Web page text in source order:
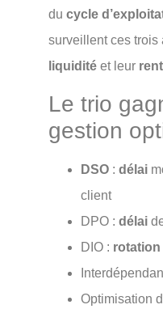
du cycle
surveillent ces trois
liquidité et leur
Le trio
gestion
DSO : délai
client
DPO : délai
DIO : rotation
Optimisation